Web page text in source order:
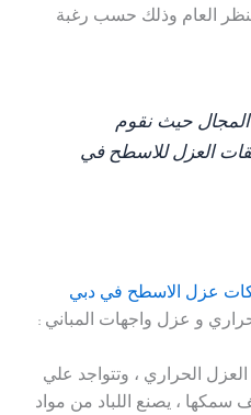
العام وذلك حسب رغبة
حيث نقوم
العزل للاسطح في
عزل الاسطح في دبي
و عزل واجهات المباني :
الحراري ، وتتواجد علي
، يصنع اللباد من مواد